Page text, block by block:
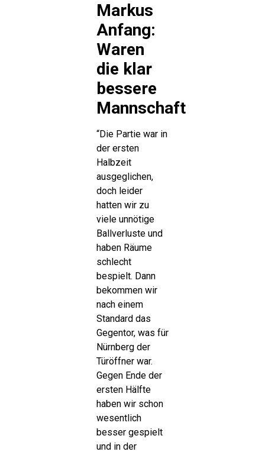
Markus
Anfang:
Waren
die klar
bessere
Mannschaft
“Die Partie war in
der ersten
Halbzeit
ausgeglichen,
doch leider
hatten wir zu
viele unnötige
Ballverluste und
haben Räume
schlecht
bespielt. Dann
bekommen wir
nach einem
Standard das
Gegentor, was für
Nürnberg der
Türöffner war.
Gegen Ende der
ersten Hälfte
haben wir schon
wesentlich
besser gespielt
und in der